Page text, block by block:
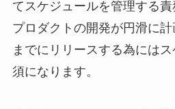
てスケジュールを管理する責
プロダクトの開発が円滑に
までにリリースする為には
須になります。